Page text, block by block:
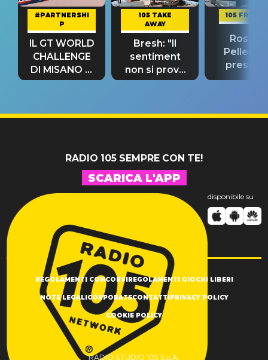
#PARTNERSHI
P
IL GT WORLD
CHALLENGE
DI MISANO si
riconferma
105 TAKE
AWAY
Bresh: "Il
sentiment
non si prova
fino alla notte
105
Rosario
“Così
RADIO 105 SEMPRE CON TE!
SCARICA L'APP
disponibile su
REGOLAMENTI CONCORSI REGOLAMENTI GIOCHI LIBERI
NOTE LEGALI CORPORATECONTATTI PRIVACY POLICY
COOKIE POLICY
RADIO STUDIO 105 S.p.A.